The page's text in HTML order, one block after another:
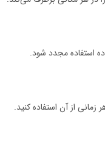
استفاده مجدد شود.
از آن استفاده کنید.